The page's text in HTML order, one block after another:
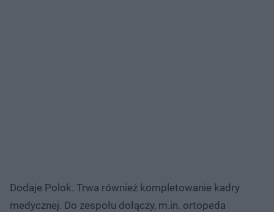
Dodaje Polok. Trwa również kompletowanie kadry
medycznej. Do zespołu dołączy, m.in. ortopeda